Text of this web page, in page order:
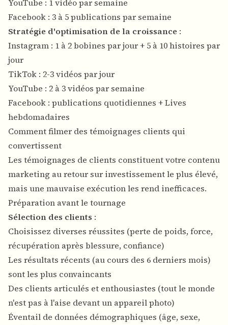
YouTube : 1 vidéo par semaine
Facebook : 3 à 5 publications par semaine
Stratégie d'optimisation de la croissance :
Instagram : 1 à 2 bobines par jour + 5 à 10 histoires par
jour
TikTok : 2-3 vidéos par jour
YouTube : 2 à 3 vidéos par semaine
Facebook : publications quotidiennes + Lives
hebdomadaires
Comment filmer des témoignages clients qui
convertissent
Les témoignages de clients constituent votre contenu
marketing au retour sur investissement le plus élevé,
mais une mauvaise exécution les rend inefficaces.
Préparation avant le tournage
Sélection des clients :
Choisissez diverses réussites (perte de poids, force,
récupération après blessure, confiance)
Les résultats récents (au cours des 6 derniers mois)
sont les plus convaincants
Des clients articulés et enthousiastes (tout le monde
n'est pas à l'aise devant un appareil photo)
Éventail de données démographiques (âge, sexe,